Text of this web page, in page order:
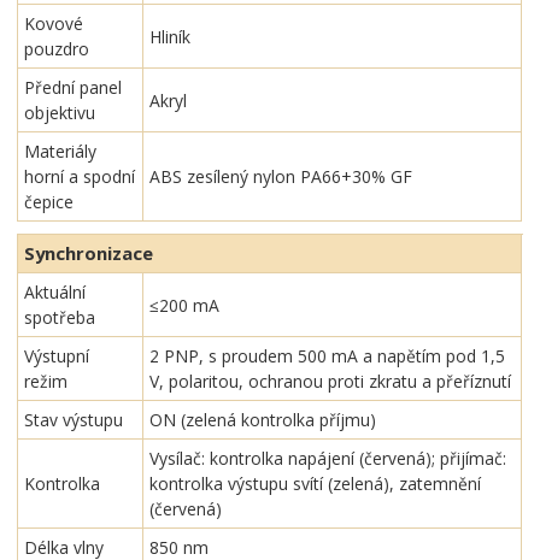
Kovové
pouzdro
Hliník
Přední panel
objektivu
Akryl
Materiály
horní a spodní
čepice
ABS zesílený nylon PA66+30% GF
Synchronizace
Aktuální
spotřeba
≤200 mA
Výstupní
režim
2 PNP, s proudem 500 mA a napětím pod 1,5
V, polaritou, ochranou proti zkratu a přeříznutí
Stav výstupu
ON (zelená kontrolka příjmu)
Kontrolka
Vysílač: kontrolka napájení (červená); přijímač:
kontrolka výstupu svítí (zelená), zatemnění
(červená)
Délka vlny
850 nm